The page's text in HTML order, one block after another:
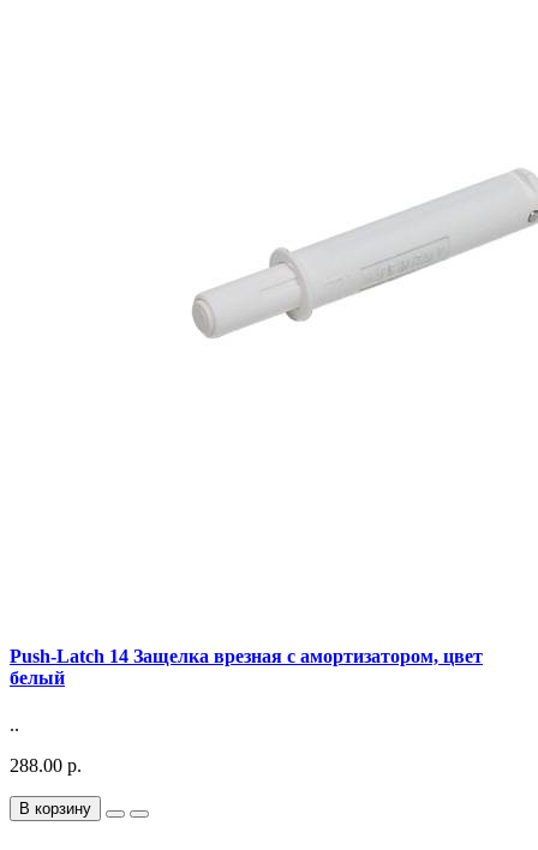
Push-Latch 14 Защелка врезная с амортизатором, цвет
белый
..
288.00 р.
В корзину